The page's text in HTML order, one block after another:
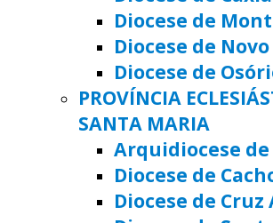
Diocese de
Diocese de
Diocese de
PROVÍNCIA
SANTA MARIA
Arquidiocese
Diocese de
Diocese de Cruz